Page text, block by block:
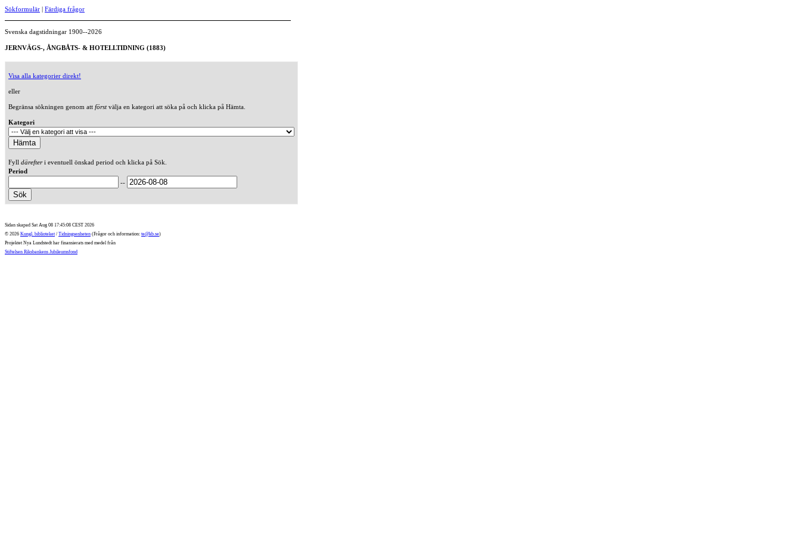
Sökformulär | Färdiga frågor
Svenska dagstidningar 1900--2026
JERNVÄGS-, ÅNGBÅTS- & HOTELLTIDNING (1883)
Visa alla kategorier direkt!
eller
Begränsa sökningen genom att förstvälja en kategori att söka på och klicka på Hämta.
Kategori
Fyll därefteri eventuell önskad period och klicka på Sök.
Period
--
Sidan skapad Sat Aug 08 17:45:08 CEST 2026
© 2026 Kungl. biblioteket / Tidningsenheten (Frågor och information: te@kb.se)
Projektet Nya Lundstedt har finansierats med medel från
Stiftelsen Riksbankens Jubileumsfond